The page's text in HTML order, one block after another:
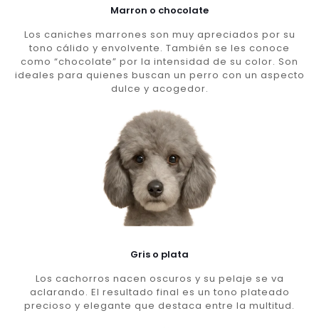
Marron o chocolate
Los caniches marrones son muy apreciados por su
tono cálido y envolvente. También se les conoce
como “chocolate” por la intensidad de su color. Son
ideales para quienes buscan un perro con un aspecto
dulce y acogedor.
Gris o plata
Los cachorros nacen oscuros y su pelaje se va
aclarando. El resultado final es un tono plateado
precioso y elegante que destaca entre la multitud.